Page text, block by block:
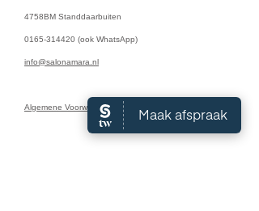
4758BM Standdaarbuiten
0165-314420 (ook WhatsApp)
info@salonamara.nl
Algemene Voorwaarden